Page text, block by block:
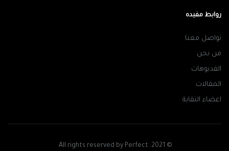
روابط مفيده
تواصل معنا
من نحن
الفديوهات
المقالات
اعضاء النقابة
© 2021. All rights reserved by Perfect.